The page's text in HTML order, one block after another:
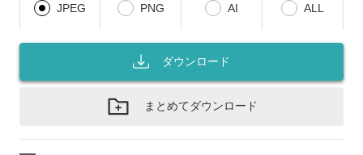
JPEG PNG AI ALL
ダウンロード
まとめてダウンロード